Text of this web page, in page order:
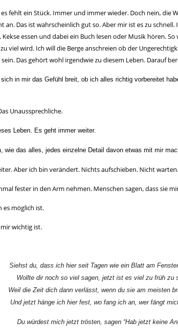
fehlt ein Stück. Immer und immer wieder. Doch nein, die
an. Das ist wahrscheinlich gut so. Aber mir ist es zu schnell.
Kekse essen und dabei ein Buch lesen oder Musik hören.
viel wird. Ich will die Berge anschreien ob der
Das gehört wohl irgendwie zu diesem Leben. Darauf
in mir das Gefühl breit, ob ich alles richtig vorbereitet
Unaussprechliche.
Leben. Es geht immer weiter.
wie das alles, jedes einzelne Detail davon etwas mit mir
Aber ich bin verändert. Nichts aufschieben. Nicht
fester in den Arm nehmen. Menschen sagen, dass sie
es möglich ist.
wichtig ist.
Siehst du, dass ich hier seit Tagen wie ein Blatt am
Wollte dir noch so viel sagen, jetzt ist es viel zu früh zu
Weil die Zeit dich dann verlässt, wenn du sie am meisten
Und jetzt hänge ich hier fest, wo fang ich an, wer fängt
Du würdest mich jetzt trösten, sagen “Hab jetzt keine